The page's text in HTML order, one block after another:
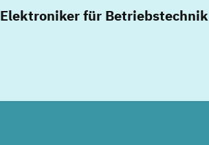
Elektroniker für Betriebstechnik